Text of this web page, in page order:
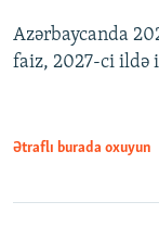
Azərbaycanda
faiz, 2027-ci ildə
Ətraflı burada oxuyun